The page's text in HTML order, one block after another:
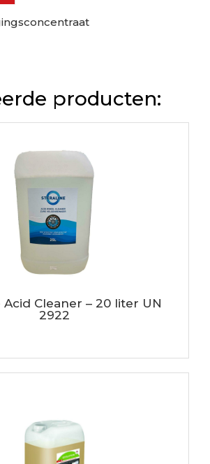
producten:
Acid Cleaner – 20 liter UN
2922